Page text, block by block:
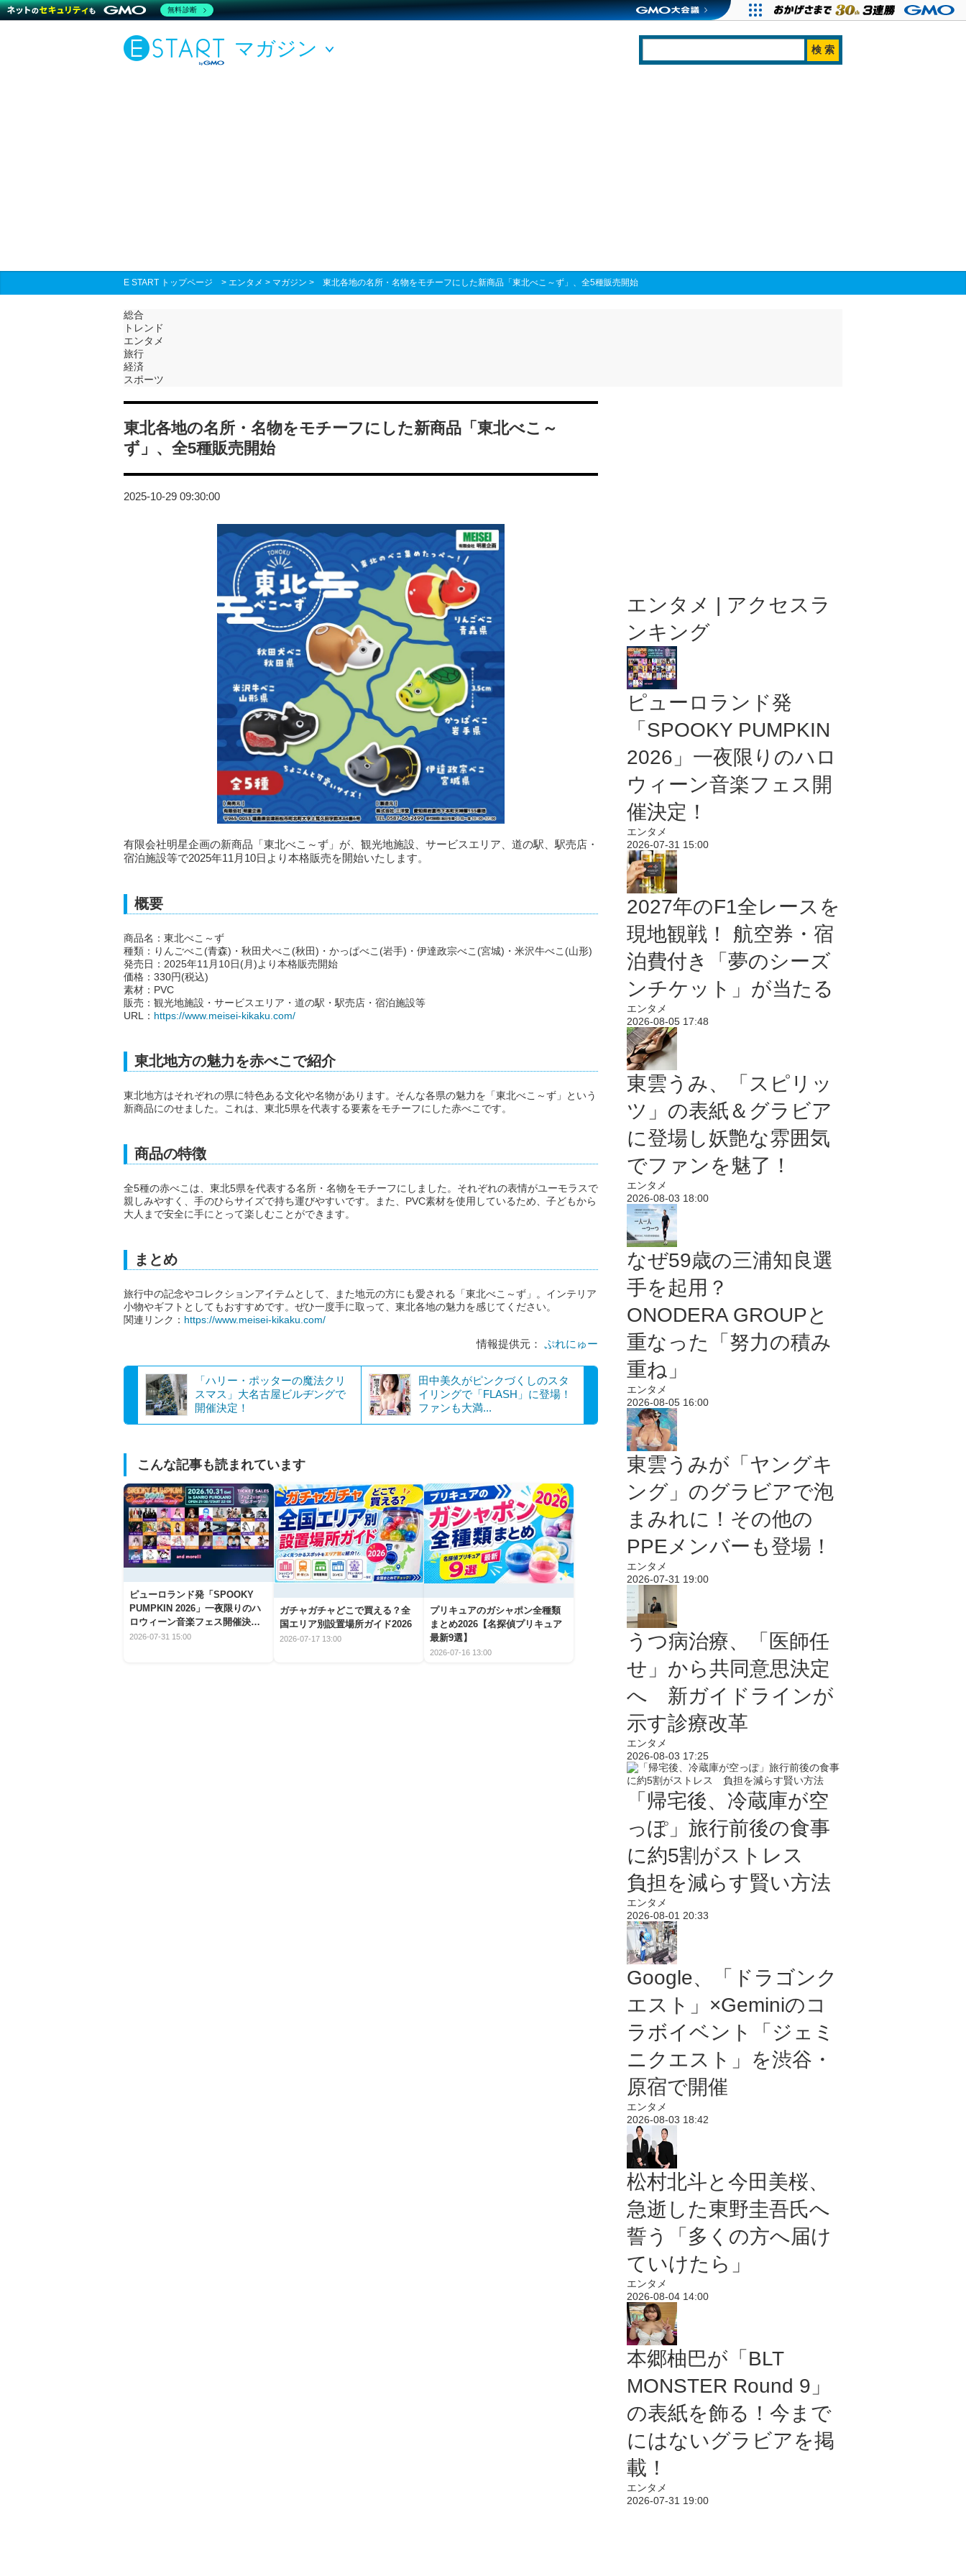
マガジン
E START トップページ > エンタメ > マガジン > 東北各地の名所・名物をモチーフにした新商品「東北べこ～ず」、全5種販売開始
総合
トレンド
エンタメ
旅行
経済
スポーツ
東北各地の名所・名物をモチーフにした新商品「東北べこ～
ず」、全5種販売開始
2025-10-29 09:30:00
有限会社明星企画の新商品「東北べこ～ず」が、観光地施設、サービスエリア、道の駅、駅売店・
宿泊施設等で2025年11月10日より本格販売を開始いたします。
概要
商品名：東北べこ～ず
種類：りんごべこ(青森)・秋田犬べこ(秋田)・かっぱべこ(岩手)・伊達政宗べこ(宮城)・米沢牛べこ(山形)
発売日：2025年11月10日(月)より本格販売開始
価格：330円(税込)
素材：PVC
販売：観光地施設・サービスエリア・道の駅・駅売店・宿泊施設等
URL： https://www.meisei-kikaku.com/
東北地方の魅力を赤べこで紹介
東北地方はそれぞれの県に特色ある文化や名物があります。そんな各県の魅力を「東北べこ～ず」という
新商品にのせました。これは、東北5県を代表する要素をモチーフにした赤べこです。
商品の特徴
全5種の赤べこは、東北5県を代表する名所・名物をモチーフにしました。それぞれの表情がユーモラスで
親しみやすく、手のひらサイズで持ち運びやすいです。また、PVC素材を使用しているため、子どもから
大人まで安全に手にとって楽しむことができます。
まとめ
旅行中の記念やコレクションアイテムとして、また地元の方にも愛される「東北べこ～ず」。インテリア
小物やギフトとしてもおすすめです。ぜひ一度手に取って、東北各地の魅力を感じてください。
関連リンク： https://www.meisei-kikaku.com/
情報提供元： ぷれにゅー
「ハリー・ポッターの魔法クリ
スマス」大名古屋ビルヂングで
開催決定！
田中美久がピンクづくしのスタ
イリングで「FLASH」に登場！
ファンも大満...
こんな記事も読まれています
ピューロランド発「SPOOKY
PUMPKIN 2026」一夜限りのハ
ロウィーン音楽フェス開催決
定！
2026-07-31 15:00
ガチャガチャどこで買える？全
国エリア別設置場所ガイド2026
2026-07-17 13:00
プリキュアのガシャポン全種類
まとめ2026【名探偵プリキュア
最新9選】
2026-07-16 13:00
エンタメ | アクセスラ
ンキング
ピューロランド発
「SPOOKY PUMPKIN
2026」一夜限りのハロ
ウィーン音楽フェス開
催決定！
エンタメ
2026-07-31 15:00
2027年のF1全レースを
現地観戦！ 航空券・宿
泊費付き「夢のシーズ
ンチケット」が当たる
エンタメ
2026-08-05 17:48
東雲うみ、「スピリッ
ツ」の表紙＆グラビア
に登場し妖艶な雰囲気
でファンを魅了！
エンタメ
2026-08-03 18:00
なぜ59歳の三浦知良選
手を起用？
ONODERA GROUPと
重なった「努力の積み
重ね」
エンタメ
2026-08-05 16:00
東雲うみが「ヤングキ
ング」のグラビアで泡
まみれに！その他の
PPEメンバーも登場！
エンタメ
2026-07-31 19:00
うつ病治療、「医師任
せ」から共同意思決定
へ 新ガイドラインが
示す診療改革
エンタメ
2026-08-03 17:25
「帰宅後、冷蔵庫が空
っぽ」旅行前後の食事
に約5割がストレス
負担を減らす賢い方法
エンタメ
2026-08-01 20:33
Google、「ドラゴンク
エスト」×Geminiのコ
ラボイベント「ジェミ
ニクエスト」を渋谷・
原宿で開催
エンタメ
2026-08-03 18:42
松村北斗と今田美桜、
急逝した東野圭吾氏へ
誓う「多くの方へ届け
ていけたら」
エンタメ
2026-08-04 14:00
本郷柚巴が「BLT
MONSTER Round 9」
の表紙を飾る！今まで
にはないグラビアを掲
載！
エンタメ
2026-07-31 19:00
無料診断